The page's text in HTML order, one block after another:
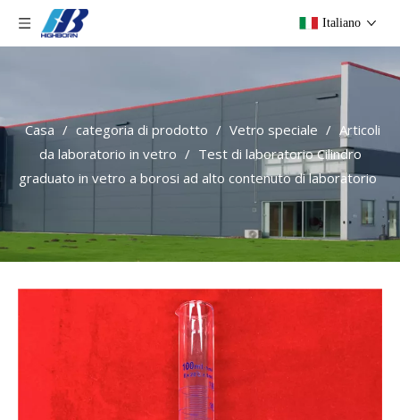
Italiano
Casa / categoria di prodotto / Vetro speciale / Articoli
da laboratorio in vetro / Test di laboratorio Cilindro
graduato in vetro a borosi ad alto contenuto di laboratorio